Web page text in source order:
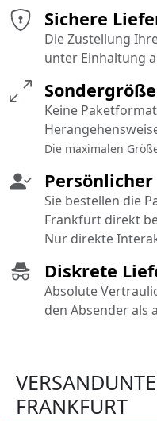
Sichere
Die Zustellung
unter Einhaltung
Diskrete
Absolute
den Absender als
Sie bestellen die
Frankfurt direkt
Nur direkte
Sondergröße
Keine
Die maximalen
FRANKFURT